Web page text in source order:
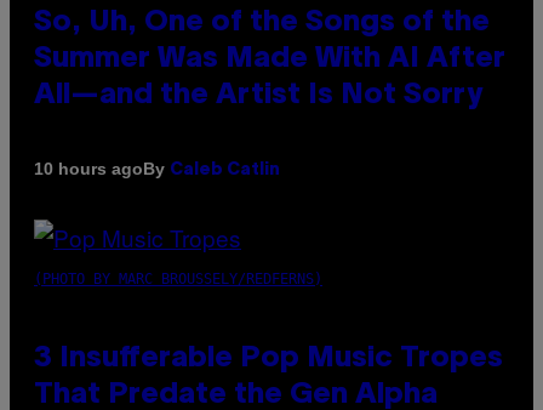
So, Uh, One of the Songs of the
Summer Was Made With AI After
All—and the Artist Is Not Sorry
10 hours agoBy Caleb Catlin
(PHOTO BY MARC BROUSSELY/REDFERNS)
3 Insufferable Pop Music Tropes
That Predate the Gen Alpha